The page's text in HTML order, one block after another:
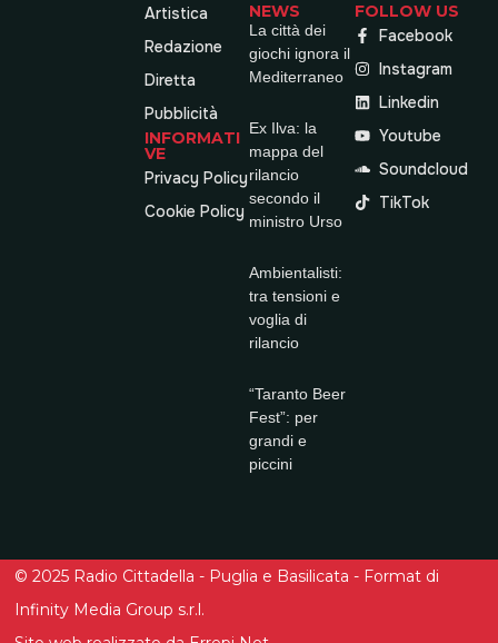
Artistica
Redazione
Diretta
Pubblicità
INFORMATI
VE
Privacy Policy
Cookie Policy
NEWS
La città dei
giochi ignora il
Mediterraneo
Ex Ilva: la
mappa del
rilancio
secondo il
ministro Urso
Ambientalisti:
tra tensioni e
voglia di
rilancio
“Taranto Beer
Fest”: per
grandi e
piccini
FOLLOW US
Facebook
Instagram
Linkedin
Youtube
Soundcloud
TikTok
© 2025 Radio Cittadella - Puglia e Basilicata - Format di
Infinity Media Group s.r.l.